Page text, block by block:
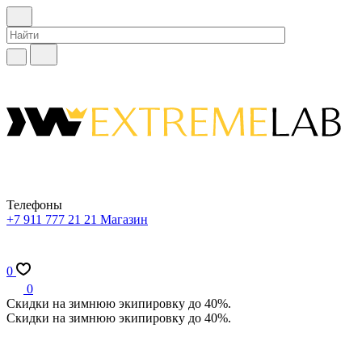
Телефоны
+7 911 777 21 21 Магазин
0
0
Скидки на зимнюю экипировку до 40%.
Скидки на зимнюю экипировку до 40%.